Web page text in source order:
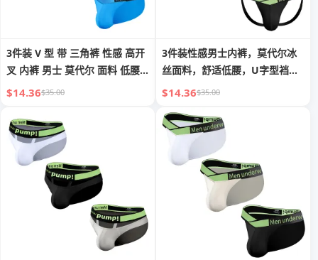
3件装 V 型 带 三角裤 性感 高开
叉 内裤 男士 莫代尔 面料 低腰
提臀 U 型 凸起 健身 臀裤
$14.36$35.00
3件装性感男士内裤，莫代尔冰
丝面料，舒适低腰，U字型裆，
柔软透气，提臀，时尚内裤
$14.36$35.00